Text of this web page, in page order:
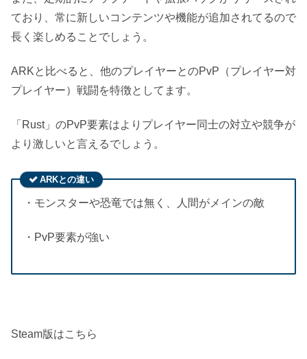
ており、常に新しいコンテンツや機能が追加されてるので
長く楽しめることでしょう。
ARKと比べると、他のプレイヤーとのPvP（プレイヤー対
プレイヤー）戦闘を特徴としてます。
「Rust」のPvP要素はよりプレイヤー同士の対立や競争が
より激しいと言えるでしょう。
ARKとの違い
・モンスターや恐竜では無く、人間がメインの敵
・PvP要素が強い
Steam版はこちら